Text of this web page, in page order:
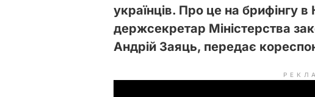
українців. Про це на брифінгу в
держсекретар Міністерства
Андрій Заяць, передає